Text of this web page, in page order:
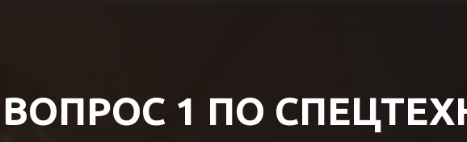
ВОПРОС 1 ПО